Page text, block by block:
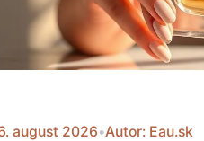
august 2026•Autor: Eau.sk